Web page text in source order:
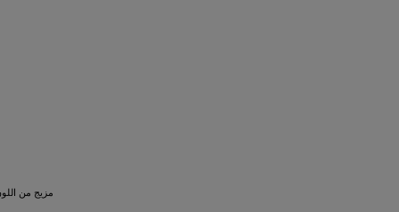
مزيج من